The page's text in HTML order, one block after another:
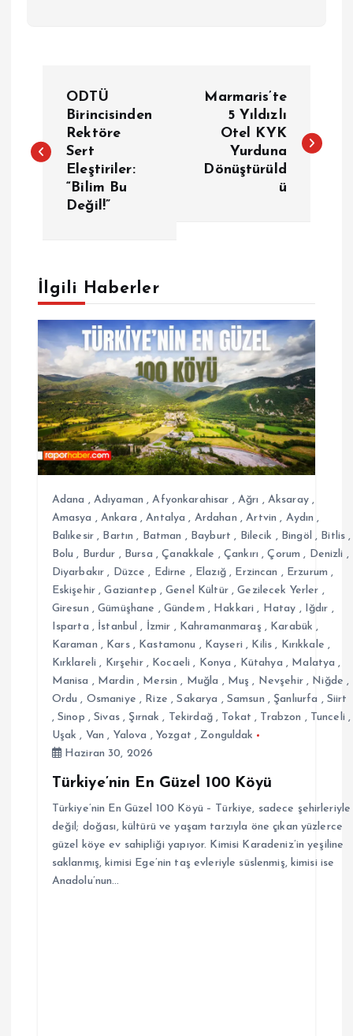
z
e
z
n
m
e
ODTÜ
Birincisinden
Rektöre
Sert
Eleştiriler:
“Bilim Bu
Değil!”
Marmaris’te
5 Yıldızlı
Otel KYK
Yurduna
Dönüştürüld
ü
İlgili Haberler
Adana , Adıyaman ,Afyonkarahisar , Ağrı , Aksaray,
Amasya ,Ankara ,Antalya , Ardahan ,Artvin , Aydın ,
Balıkesir , Bartın , Batman , Bayburt , Bilecik , Bingöl , Bitlis ,
Bolu , Burdur , Bursa ,Çanakkale , Çankırı ,Çorum , Denizli ,
Diyarbakır , Düzce , Edirne , Elazığ, Erzincan , Erzurum ,
Eskişehir ,Gaziantep ,Genel Kültür,Gezilecek Yerler ,
Giresun ,Gümüşhane , Gündem , Hakkari , Hatay , Iğdır ,
Isparta , İstanbul , İzmir , Kahramanmaraş , Karabük ,
Karaman , Kars, Kastamonu , Kayseri , Kilis , Kırıkkale ,
Kırklareli , Kırşehir, Kocaeli , Konya , Kütahya , Malatya ,
Manisa , Mardin , Mersin , Muğla , Muş , Nevşehir, Niğde ,
Ordu , Osmaniye , Rize ,Sakarya , Samsun , Şanlıurfa , Siirt
,Sinop ,Sivas, Şırnak , Tekirdağ, Tokat , Trabzon , Tunceli ,
Uşak , Van , Yalova , Yozgat ,Zonguldak
Haziran 30, 2026
Türkiye’nin En Güzel 100 Köyü
Türkiye’nin En Güzel 100 Köyü – Türkiye, sadece şehirleriyle
değil; doğası, kültürü ve yaşam tarzıyla öne çıkan yüzlerce
güzel köye ev sahipliği yapıyor. Kimisi Karadeniz’in yeşiline
saklanmış, kimisi Ege’nin taş evleriyle süslenmiş, kimisi ise
Anadolu’nun…